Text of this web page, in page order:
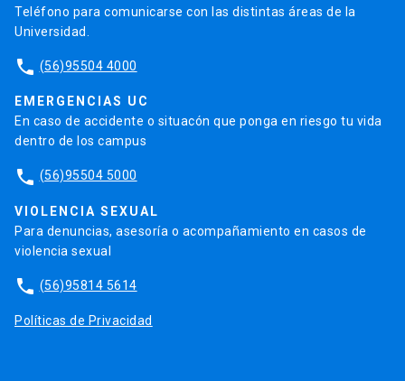
Teléfono para comunicarse con las distintas áreas de la
Universidad.
phone (56)95504 4000
EMERGENCIAS UC
En caso de accidente o situacón que ponga en riesgo tu vida
dentro de los campus
phone (56)95504 5000
VIOLENCIA SEXUAL
Para denuncias, asesoría o acompañamiento en casos de
violencia sexual
phone (56)95814 5614
Políticas de Privacidad